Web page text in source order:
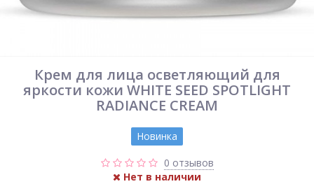
Крем для лица осветляющий для
яркости кожи WHITE SEED SPOTLIGHT
RADIANCE CREAM
Новинка
0 отзывов
Нет в наличии